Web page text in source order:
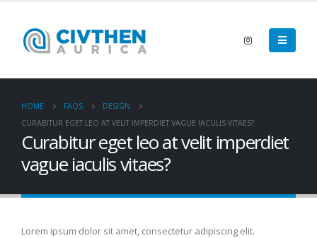
HOME FAQS
DESIGN
CURABITUR EGET LEO AT VELIT IMPERDIET VAGUE IACULIS VITAES?
Curabitur eget leo at velit imperdiet
vague iaculis vitaes?
Lorem ipsum dolor sit amet, consectetur adipiscing elit.